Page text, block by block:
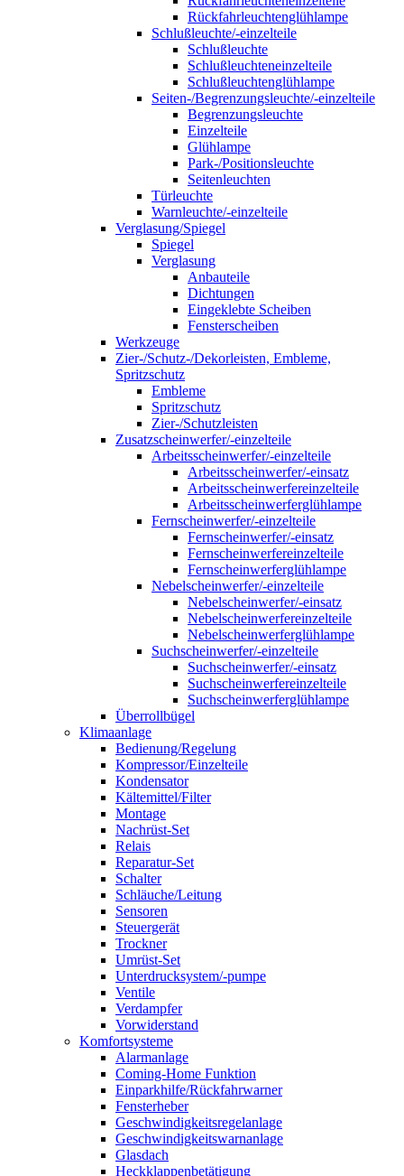
Rückfahrleuchtenglühlampe
Schlußleuchte/-einzelteile
Schlußleuchte
Schlußleuchteneinzelteile
Schlußleuchtenglühlampe
Seiten-/Begrenzungsleuchte/-einzelteile
Begrenzungsleuchte
Einzelteile
Glühlampe
Park-/Positionsleuchte
Seitenleuchten
Türleuchte
Warnleuchte/-einzelteile
Verglasung/Spiegel
Spiegel
Verglasung
Anbauteile
Dichtungen
Eingeklebte Scheiben
Fensterscheiben
Werkzeuge
Zier-/Schutz-/Dekorleisten, Embleme,
Spritzschutz
Embleme
Spritzschutz
Zier-/Schutzleisten
Zusatzscheinwerfer/-einzelteile
Arbeitsscheinwerfer/-einzelteile
Arbeitsscheinwerfer/-einsatz
Arbeitsscheinwerfereinzelteile
Arbeitsscheinwerferglühlampe
Fernscheinwerfer/-einzelteile
Fernscheinwerfer/-einsatz
Fernscheinwerfereinzelteile
Fernscheinwerferglühlampe
Nebelscheinwerfer/-einzelteile
Nebelscheinwerfer/-einsatz
Nebelscheinwerfereinzelteile
Nebelscheinwerferglühlampe
Suchscheinwerfer/-einzelteile
Suchscheinwerfer/-einsatz
Suchscheinwerfereinzelteile
Suchscheinwerferglühlampe
Überrollbügel
Klimaanlage
Bedienung/Regelung
Kompressor/Einzelteile
Kondensator
Kältemittel/Filter
Montage
Nachrüst-Set
Relais
Reparatur-Set
Schalter
Schläuche/Leitung
Sensoren
Steuergerät
Trockner
Umrüst-Set
Unterdrucksystem/-pumpe
Ventile
Verdampfer
Vorwiderstand
Komfortsysteme
Alarmanlage
Coming-Home Funktion
Einparkhilfe/Rückfahrwarner
Fensterheber
Geschwindigkeitsregelanlage
Geschwindigkeitswarnanlage
Glasdach
Heckklappenbetätigung